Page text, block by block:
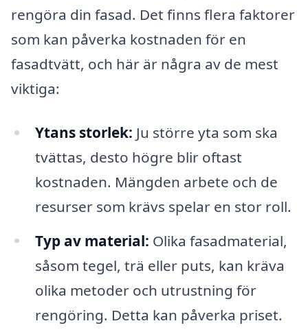
rengöra din fasad. Det finns flera faktorer
som kan påverka kostnaden för en
fasadtvätt, och här är några av de mest
viktiga:
Ytans storlek: Ju större yta som ska
tvättas, desto högre blir oftast
kostnaden. Mängden arbete och de
resurser som krävs spelar en stor roll.
Typ av material: Olika fasadmaterial,
såsom tegel, trä eller puts, kan kräva
olika metoder och utrustning för
rengöring. Detta kan påverka priset.